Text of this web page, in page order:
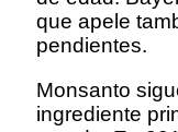
que apele
pendientes.
Monsanto
ingrediente